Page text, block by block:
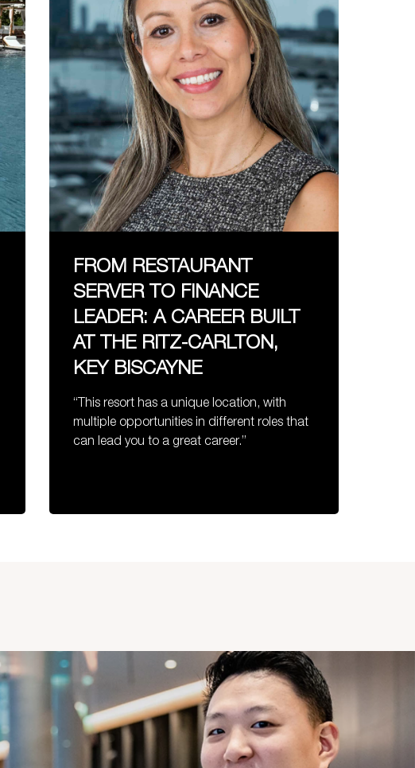
FROM RESTAURANT
SERVER TO FINANCE
LEADER: A CAREER BUILT
AT THE RITZ-CARLTON,
KEY BISCAYNE
“This resort has a unique location, with
multiple opportunities in different roles that
can lead you to a great career.”